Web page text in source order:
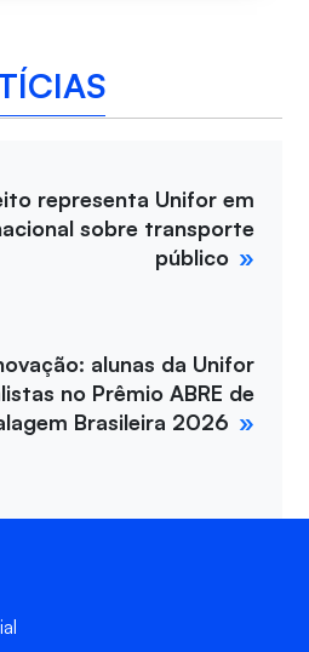
representa Unifor em
sobre transporte
público
alunas da Unifor
no Prêmio ABRE de
Brasileira 2026